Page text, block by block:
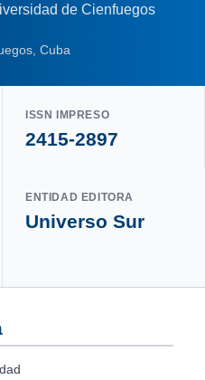
de Cienfuegos
Cuba
ISSN IMPRESO
2415-2897
ENTIDAD EDITORA
Universo Sur